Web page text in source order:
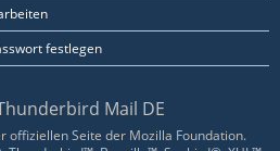
festlegen
Mail DE
offiziellen Seite der Mozilla Foundation.